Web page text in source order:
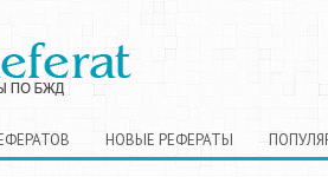
НОВЫЕ РЕФЕРАТЫ